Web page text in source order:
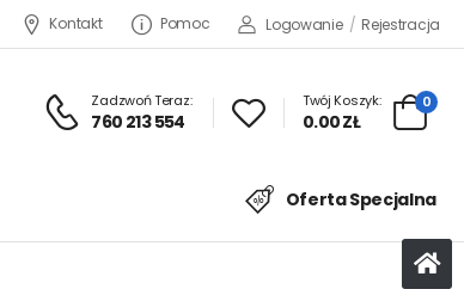
Kontakt Pomoc Logowanie / Rejestracja
Zadzwoń Teraz:
760 213 554
Twój Koszyk:
0.00 ZŁ
0
Oferta Specjalna